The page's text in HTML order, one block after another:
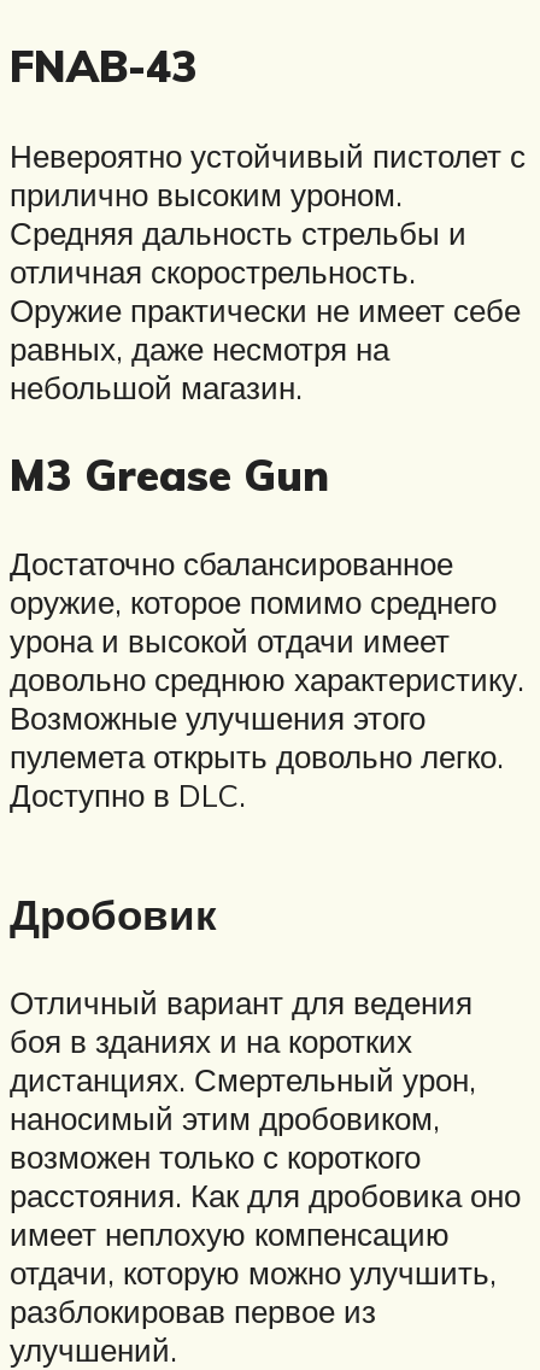
FNAB-43
Невероятно устойчивый пистолет с
прилично высоким уроном.
Средняя дальность стрельбы и
отличная скорострельность.
Оружие практически не имеет себе
равных, даже несмотря на
небольшой магазин.
M3 Grease Gun
Достаточно сбалансированное
оружие, которое помимо среднего
урона и высокой отдачи имеет
довольно среднюю характеристику.
Возможные улучшения этого
пулемета открыть довольно легко.
Доступно в DLC.
Дробовик
Отличный вариант для ведения
боя в зданиях и на коротких
дистанциях. Смертельный урон,
наносимый этим дробовиком,
возможен только с короткого
расстояния. Как для дробовика оно
имеет неплохую компенсацию
отдачи, которую можно улучшить,
разблокировав первое из
улучшений.